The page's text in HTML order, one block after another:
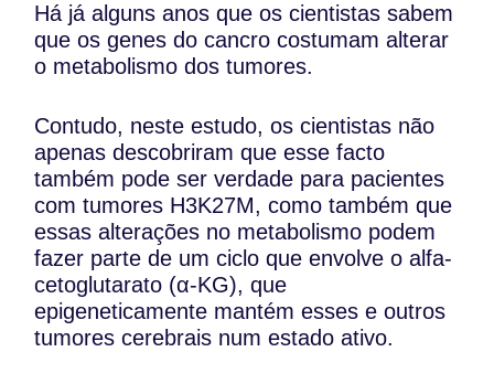
Há já alguns anos que os cientistas sabem
que os genes do cancro costumam alterar
o metabolismo dos tumores.
Contudo, neste estudo, os cientistas não
apenas descobriram que esse facto
também pode ser verdade para pacientes
com tumores H3K27M, como também que
essas alterações no metabolismo podem
fazer parte de um ciclo que envolve o alfa-
cetoglutarato (α-KG), que
epigeneticamente mantém esses e outros
tumores cerebrais num estado ativo.